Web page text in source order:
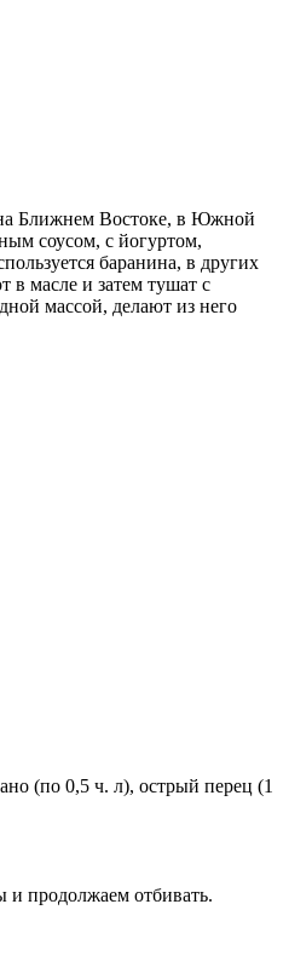
Ближнем Востоке, в Южной
соусом, с йогуртом,
баранина, в других
в масле и затем тушат с
массой, делают из него
(по 0,5 ч. л), острый перец (1
и продолжаем отбивать.